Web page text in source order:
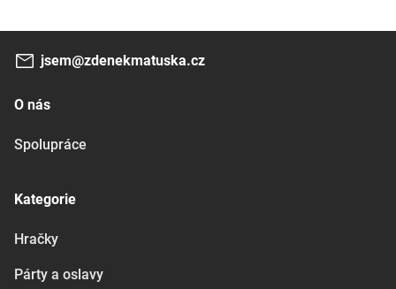
jsem@zdenekmatuska.cz
O nás
Spolupráce
Kategorie
Hračky
Párty a oslavy